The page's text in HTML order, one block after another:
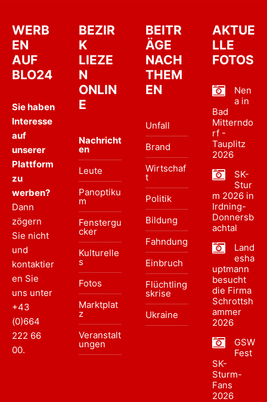
WERB
EN
AUF
BLO24
Sie haben
Interesse
auf
unserer
Plattform
zu
werben?
Dann
zögern
Sie nicht
und
kontaktier
en Sie
uns unter
+43
(0)664
222 66
00.
BEZIR
K
LIEZE
N
ONLIN
E
Nachricht
en
Leute
Panoptiku
m
Fenstergu
cker
Kulturelle
s
Fotos
Marktplat
z
Veranstalt
ungen
BEITR
ÄGE
NACH
THEM
EN
Unfall
Brand
Wirtschaf
t
Politik
Bildung
Fahndung
Einbruch
Flüchtling
skrise
Ukraine
AKTUE
LLE
FOTOS
Nen
a in
Bad
Mitterndo
rf -
Tauplitz
2026
SK-
Stur
m 2026 in
Irdning-
Donnersb
achtal
Land
esha
uptmann
besucht
die Firma
Schrottsh
ammer
2026
GSW
Fest
SK-
Sturm-
Fans
2026